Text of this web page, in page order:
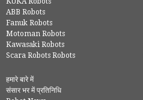
ABB Robots
Fanuk Robots
Motoman Robots
Kawasaki Robots
Scara Robots Robots
हमारे बारे में
संसार भर में प्रतिनिधि